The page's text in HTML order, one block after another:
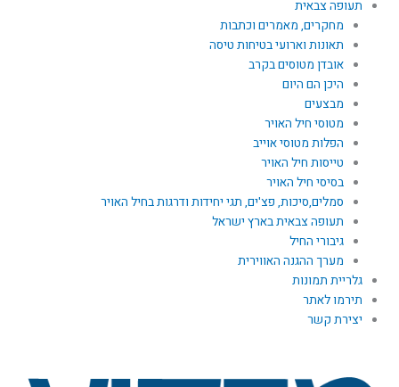
תעופה צבאית
מחקרים, מאמרים וכתבות
תאונות וארועי בטיחות טיסה
אובדן מטוסים בקרב
היכן הם היום
מבצעים
מטוסי חיל האויר
הפלות מטוסי אוייב
טייסות חיל האויר
בסיסי חיל האויר
סמלים,סיכות, פצ'ים, תגי יחידות ודרגות בחיל האויר
תעופה צבאית בארץ ישראל
גיבורי החיל
מערך ההגנה האווירית
גלריית תמונות
תירמו לאתר
יצירת קשר